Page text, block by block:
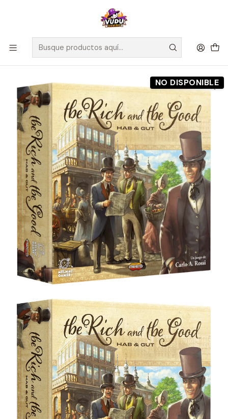
🚀 ¡Despachamos a todo Chile! Envío GRATIS a Regiones sobre
$100.000 y a RM sobre $35.000
Inicio Preventas Maldito Games
Preventa - THE RICH AND THE GOOD - HAB & GUT - Español
NO DISPONIBLE